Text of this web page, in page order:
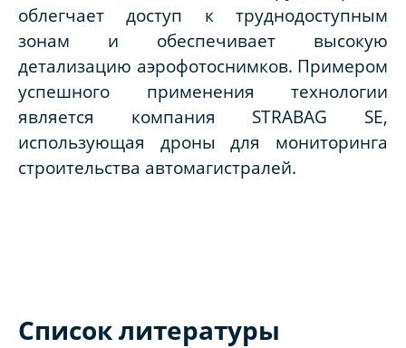
облегчает доступ к труднодоступным
зонам и обеспечивает высокую
детализацию аэрофотоснимков. Примером
успешного применения технологии
является компания STRABAG SE,
использующая дроны для мониторинга
строительства автомагистралей.
Список литературы